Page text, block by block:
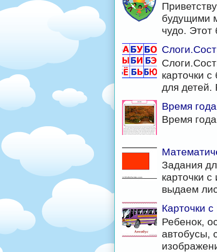
будущими
чудо. Этот
карточки
для детей.
Время
Время
Задания
карточки
выдаем
Карточки
Ребенок,
автобусы,